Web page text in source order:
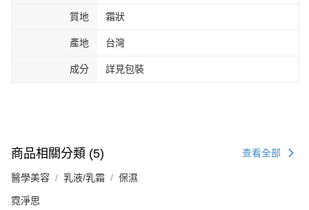
質地 霜狀
產地 台灣
成分 詳見包裝
商品相關分類 (5) 查看全部
醫學美容 乳液/乳霜 保濕
霓淨思